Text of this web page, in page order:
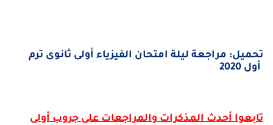
تحميل: مراجعة ليلة امتحان الفيزياء أولى ثانوى ترم
أول 2020
تابعوا أحدث المذكرات والمراجعات على جروب أولى